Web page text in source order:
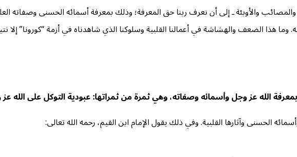
والأوبئة ـ إلى أن نعرف ربنا حق المعرفة؛ وذلك بمعرفة أسمائه الحسنى وصفاته
وما هذا الضعف والهشاشة في أعمالنا القلبية وسلوكنا الذي شاهدناه في أزمة “كورونا”
الله عز وجل وأسمائه وصفاته، وهي ثمرة من ثمراتها: عبودية التوكل على
الحسنى وآثارها القلبية. وفي ذلك يقول الإمام ابن القيم، رحمه الله تعالى: